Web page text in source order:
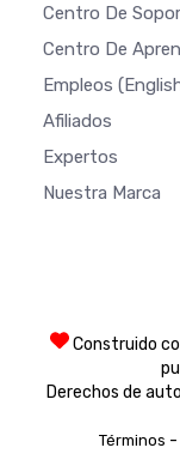
Centro De
Centro De
Empleos
Afiliados
Expertos
Nuestra Marca
Construido
Derechos de
Términos -